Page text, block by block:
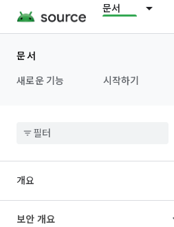
문서
문서
새로운 기능
시작하기
개요
보안 개요